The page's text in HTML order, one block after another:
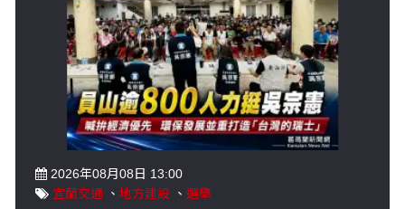
2026年08月08日 13:00
宜蘭交通 、 地方建設 、 選舉